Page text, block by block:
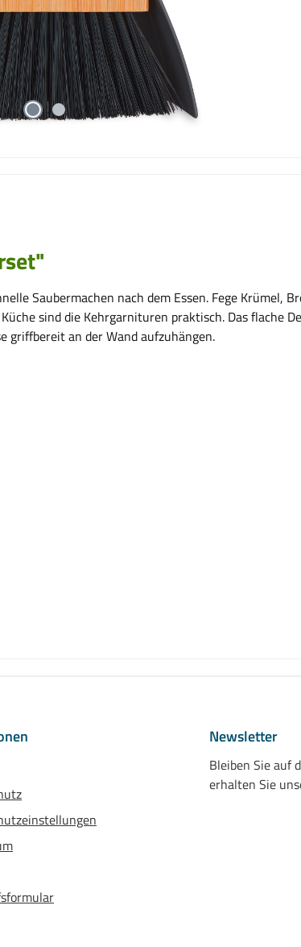
Saubermachen nach dem Essen. Fege Krümel,
sind die Kehrgarnituren praktisch. Das flache
griffbereit an der Wand aufzuhängen.
Newsletter
Bleiben Sie auf
erhalten Sie